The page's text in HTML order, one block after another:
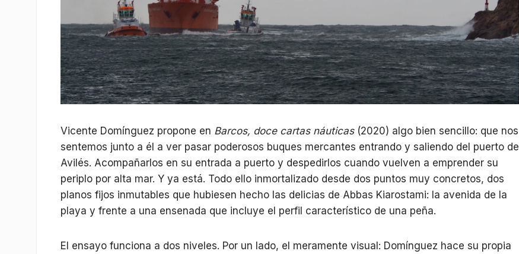
Vicente Domínguez propone en Barcos, doce cartas náuticas(2020) algo bien sencillo: que nos
sentemos junto a él a ver pasar poderosos buques mercantes entrando y saliendo del puerto de
Avilés. Acompañarlos en su entrada a puerto y despedirlos cuando vuelven a emprender su
periplo por alta mar. Y ya está. Todo ello inmortalizado desde dos puntos muy concretos, dos
planos fijos inmutables que hubiesen hecho las delicias de Abbas Kiarostami: la avenida de la
playa y frente a una ensenada que incluye el perfil característico de una peña.
El ensayo funciona a dos niveles. Por un lado, el meramente visual: Domínguez hace su propia